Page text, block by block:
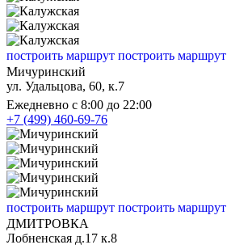
построить маршрут построить маршрут
Мичуринский
ул. Удальцова, 60, к.7
Ежедневно с 8:00 до 22:00
+7 (499) 460-69-76
построить маршрут построить маршрут
ДМИТРОВКА
Лобненская д.17 к.8